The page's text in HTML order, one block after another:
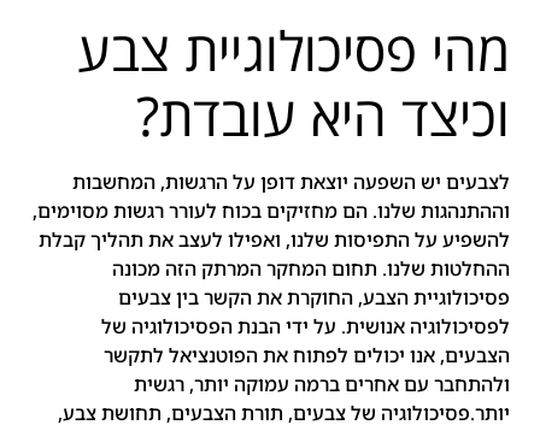
מהי פסיכולוגיית צבע
וכיצד היא עובדת?
לצבעים יש השפעה יוצאת דופן על הרגשות, המחשבות
וההתנהגות שלנו. הם מחזיקים בכוח לעורר רגשות מסוימים,
להשפיע על התפיסות שלנו, ואפילו לעצב את תהליך קבלת
ההחלטות שלנו. תחום המחקר המרתק הזה מכונה
פסיכולוגיית הצבע, החוקרת את הקשר בין צבעים
לפסיכולוגיה אנושית. על ידי הבנת הפסיכולוגיה של
הצבעים, אנו יכולים לפתוח את הפוטנציאל לתקשר
ולהתחבר עם אחרים ברמה עמוקה יותר, רגשית
יותר.פסיכולוגיה של צבעים, תורת הצבעים, תחושת צבע,